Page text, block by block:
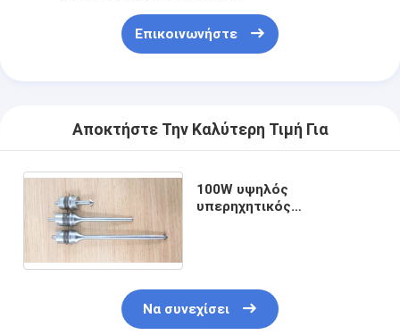
Επικοινωνήστε
Αποκτήστε Την Καλύτερη Τιμή Για
100W υψηλός
υπερηχητικός
Να συνεχίσει